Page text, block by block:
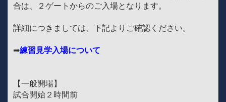
合は、２ゲートからのご入場となります。
詳細につきましては、下記よりご確認ください。
➡練習見学入場について
【一般開場】
試合開始２時間前